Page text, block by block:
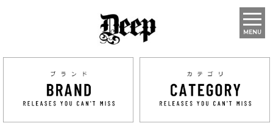
MENU